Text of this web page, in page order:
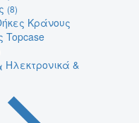
(8)
Κράνους
Topcase
Ηλεκτρονικά &